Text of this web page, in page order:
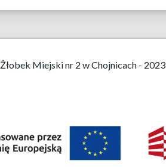
Żłobek Miejski nr 2 w Chojnicach - 2023